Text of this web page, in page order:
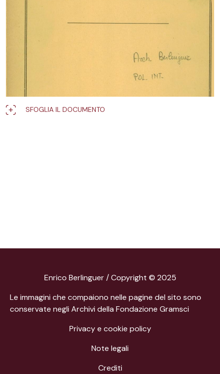
SFOGLIA IL DOCUMENTO
Enrico Berlinguer / Copyright © 2025
Le immagini che compaiono nelle pagine del sito sono
conservate negli Archivi della Fondazione Gramsci
Privacy e cookie policy
Note legali
Crediti